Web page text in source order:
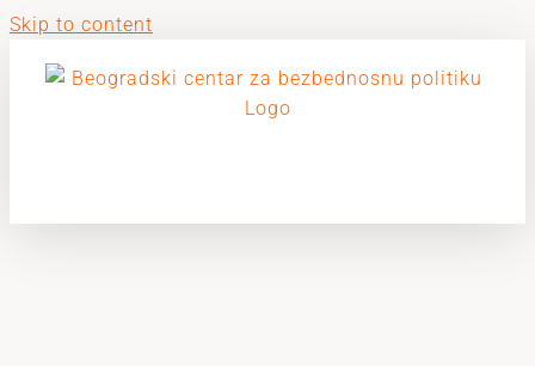
Skip to content